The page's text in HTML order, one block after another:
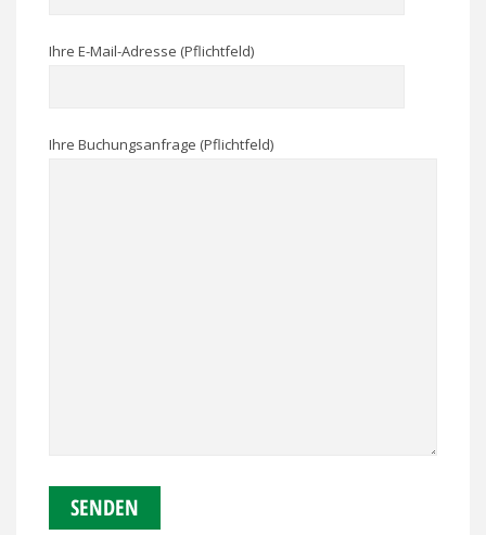
Ihre E-Mail-Adresse (Pflichtfeld)
Ihre Buchungsanfrage (Pflichtfeld)